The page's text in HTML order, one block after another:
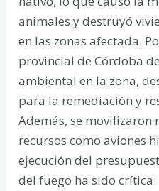
animales y destruyó
en las zonas afectada.
provincial de Córdoba
ambiental en la zona,
para la remediación y
Además, se movilizaron
recursos como aviones
ejecución del
del fuego ha sido